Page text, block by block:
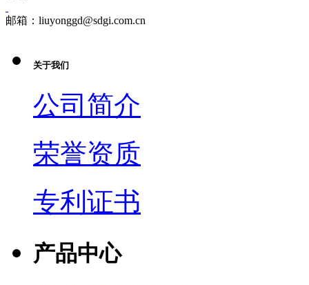
邮箱：liuyonggd@sdgi.com.cn
关于我们
公司简介
荣誉资质
专利证书
产品中心